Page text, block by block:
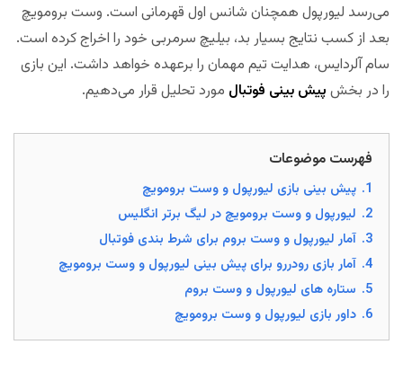
می‌رسد لیورپول همچنان شانس اول قهرمانی است. وست برومویچ
بعد از کسب نتایج بسیار بد، بیلیچ سرمربی خود را اخراج کرده است.
سام آلردایس، هدایت تیم مهمان را برعهده خواهد داشت. این بازی
را در بخش پیش بینی فوتبال مورد تحلیل قرار می‌دهیم.
فهرست موضوعات
1. پیش بینی بازی لیورپول و وست برومویچ
2. لیورپول و وست برومویچ در لیگ برتر انگلیس
3. آمار لیورپول و وست بروم برای شرط بندی فوتبال
4. آمار بازی رودررو برای پیش بینی لیورپول و وست برومویچ
5. ستاره های لیورپول و وست بروم
6. داور بازی لیورپول و وست برومویچ